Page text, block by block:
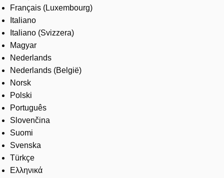
Français (Luxembourg)
Italiano
Italiano (Svizzera)
Magyar
Nederlands
Nederlands (België)
Norsk
Polski
Português
Slovenčina
Suomi
Svenska
Türkçe
Ελληνικά